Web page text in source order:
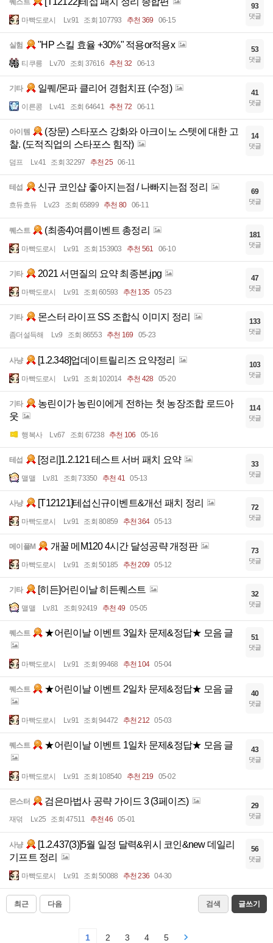
퀘스트
마빡도로시 Lv.91 조회 107793 추천 369 06-15
93
댓글
실험 "HP 스킬 효율 +30%" 적용or적용x
티쿠릉 Lv.70 조회 37616 추천 32 06-13
53
댓글
기타 일퀘/몬파 클리어 경험치표 (수정)
이른콩 Lv.41 조회 64641 추천 72 06-11
41
댓글
아이템
(장문) 스타포스 강화와 아크이노 스텟에 대한 고
찰. (도적직업의 스타포스 힘작)
덤프 Lv.41 조회 32297 추천 25 06-11
14
댓글
테섭 신규 코인샵 좋아지는점 / 나빠지는점 정리
흐듀흐듀 Lv.23 조회 65899 추천 80 06-11
69
댓글
퀘스트 (최종4)여름이벤트 총정리
마빡도로시 Lv.91 조회 153903 추천 561 06-10
181
댓글
기타 2021 서면질의 요약 최종본.jpg
마빡도로시 Lv.91 조회 60593 추천 135 05-23
47
댓글
기타 몬스터 라이프 SS 조합식 이미지 정리
좀더설득해 Lv.9 조회 86553 추천 169 05-23
133
댓글
사냥 [1.2.348]업데이트릴리즈 요약정리
마빡도로시 Lv.91 조회 102014 추천 428 05-20
103
댓글
기타
농린이가 농린이에게 전하는 첫 농장조합 로드아
웃
행복사 Lv.67 조회 67238 추천 106 05-16
114
댓글
테섭 [정리]1.2.121 테스트 서버 패치 요약
맬맬 Lv.81 조회 73350 추천 41 05-13
33
댓글
사냥 [T12121]테섭신규이벤트&개선 패치 정리
마빡도로시 Lv.91 조회 80859 추천 364 05-13
72
댓글
메이플M 개꿀 메M120 4시간 달성공략 개정판
마빡도로시 Lv.91 조회 50185 추천 209 05-12
73
댓글
기타 [히든]어린이날 히든퀘스트
맬맬 Lv.81 조회 92419 추천 49 05-05
32
댓글
퀘스트 ★어린이날 이벤트 3일차 문제&정답★ 모음 글
마빡도로시 Lv.91 조회 99468 추천 104 05-04
51
댓글
퀘스트 ★어린이날 이벤트 2일차 문제&정답★ 모음 글
마빡도로시 Lv.91 조회 94472 추천 212 05-03
40
댓글
퀘스트 ★어린이날 이벤트 1일차 문제&정답★ 모음 글
마빡도로시 Lv.91 조회 108540 추천 219 05-02
43
댓글
몬스터 검은마법사 공략 가이드 3 (3페이즈)
재덖 Lv.25 조회 47511 추천 46 05-01
29
댓글
사냥
[1.2.437(3)]5월 일정 달력&위시 코인&new 데일리
기프트 정리
마빡도로시 Lv.91 조회 50088 추천 236 04-30
56
댓글
최근 다음 검색 글쓰기
1 2 3 4 5